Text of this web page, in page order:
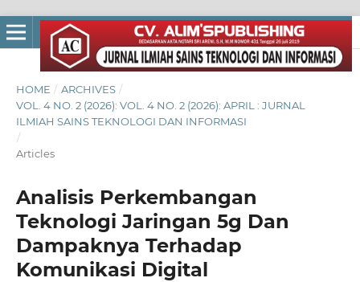
HOME / ARCHIVES /
VOL. 4 NO. 2 (2026): VOL. 4 NO. 2 (2026): APRIL : JURNAL
ILMIAH SAINS TEKNOLOGI DAN INFORMASI
/
Articles
Analisis Perkembangan
Teknologi Jaringan 5g Dan
Dampaknya Terhadap
Komunikasi Digital